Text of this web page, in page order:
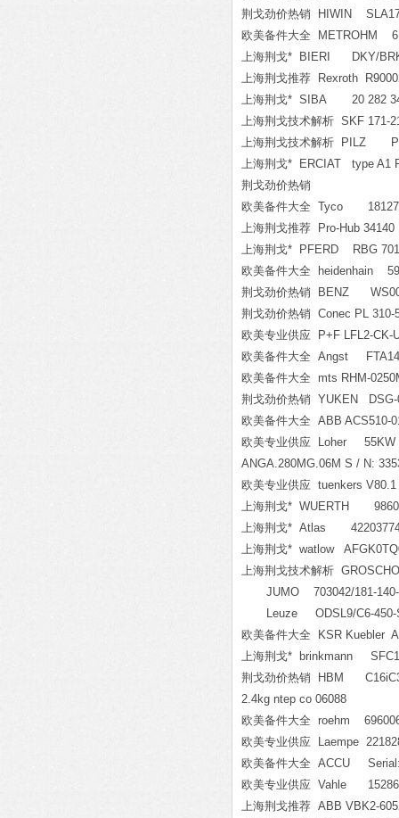
荆戈劲价热销 HIWIN
欧美备件大全 METROHM
上海荆戈* BIERI DKY/
上海荆戈推荐 Rexroth
上海荆戈* SIBA 20 282
上海荆戈技术解析 SKF 171-
上海荆戈技术解析 PILZ
上海荆戈* ERCIAT type A1
荆戈劲价热销
欧美备件大全 Tyco
上海荆戈推荐 Pro-Hub 34140
上海荆戈* PFERD RBG
欧美备件大全 heidenhain
荆戈劲价热销 BENZ
荆戈劲价热销 Conec PL 310-
欧美专业供应 P+F LFL2-CK-
欧美备件大全 Angst
欧美备件大全 mts RHM-
荆戈劲价热销 YUKEN DSG-
欧美备件大全 ABB ACS510-
欧美专业供应 Loher 55KW
ANGA.280MG.06M S / N:
欧美专业供应 tuenkers V80.1
上海荆戈* WUERTH
上海荆戈* Atlas
上海荆戈* watlow
上海荆戈技术解析
JUMO 703042/181-140-
Leuze ODSL9/C6-450-
欧美备件大全 KSR Kuebler
上海荆戈* brinkmann
荆戈劲价热销 HBM C16iC3/
2.4kg ntep co 06088
欧美备件大全 roehm
欧美专业供应 Laempe
欧美备件大全 ACCU
欧美专业供应 Vahle
上海荆戈推荐 ABB VBK2-